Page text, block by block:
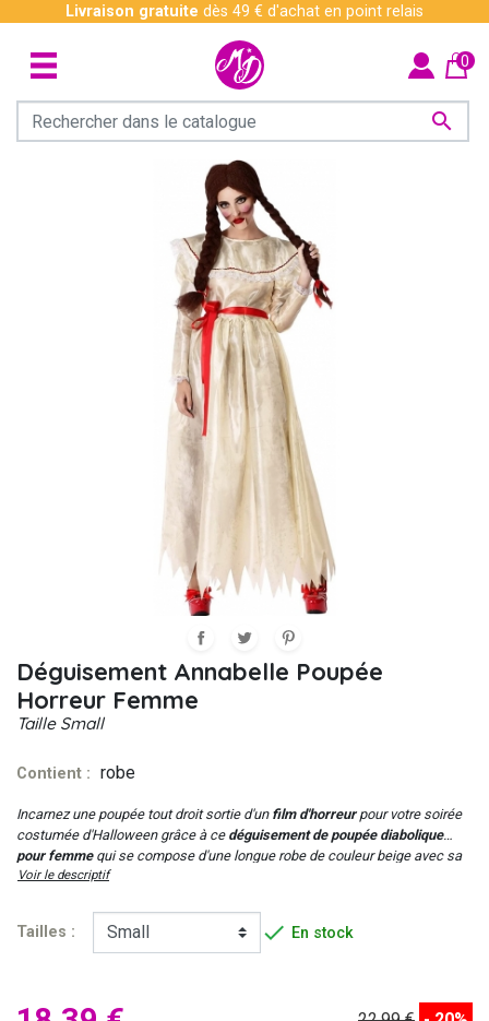
Livraison gratuite dès 49 € d'achat en point relais

0
Déguisement Annabelle Poupée
Horreur Femme
Taille Small
Contient : robe
Incarnez une poupée tout droit sortie d'un film d'horreurpour votre soirée
costumée d'Halloween grâce à ce déguisement de poupée diabolique
pour femmequi se compose d'une longue robe de couleur beige avec sa
ceinture incorporée de couleur rouge.
Voir le descriptif
Tailles :  En stock